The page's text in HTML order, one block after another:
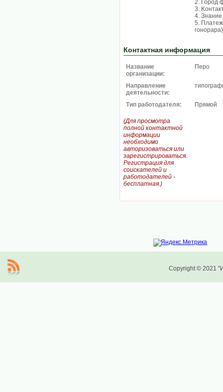
2. Город
3.
4.
5.
Контактная информация
Название
организации:
Перо
Направление
деятельности:
Тип работодателя: Прямой
(Для просмотра
полной контактной
информации
необходимо
авторизоваться или
зарегистрироваться.
Регистрация для
соискателей и
работодателей -
бесплатная.)
Copyright © 2021